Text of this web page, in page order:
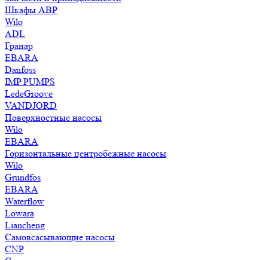
Шкафы АВР
Wilo
ADL
Гранар
EBARA
Danfoss
IMP PUMPS
LedeGroove
VANDJORD
Поверхностные насосы
Wilo
EBARA
Горизонтальные центробежные насосы
Wilo
Grundfos
EBARA
Waterflow
Lowara
Liancheng
Самовсасывающие насосы
CNP